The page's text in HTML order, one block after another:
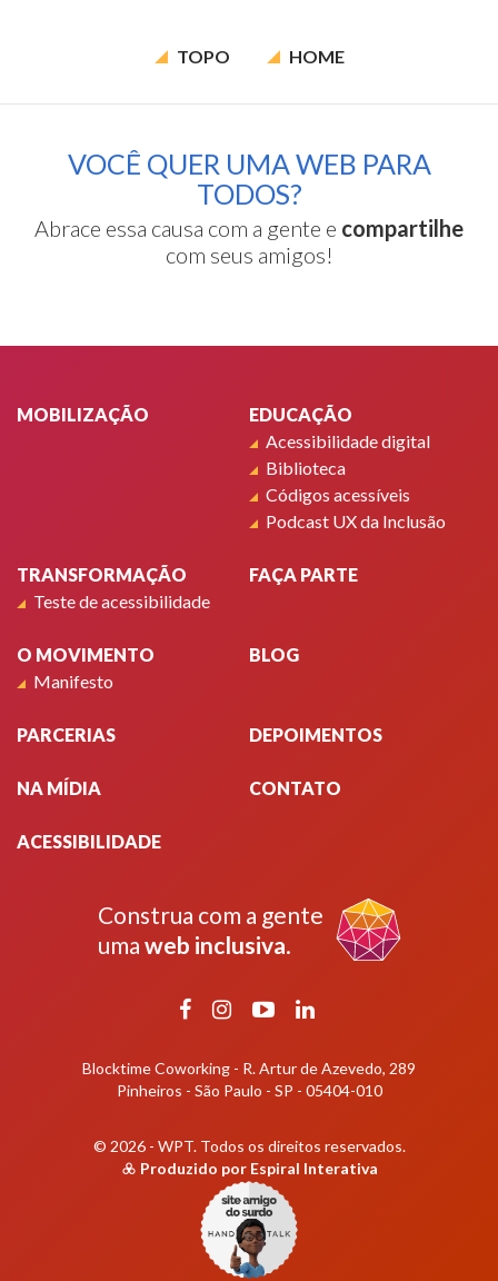
TOPO HOME
VOCÊ QUER UMA WEB PARA
TODOS?
Abrace essa causa com a gente e compartilhe
com seus amigos!
MOBILIZAÇÃO
EDUCAÇÃO
Acessibilidade digital
Biblioteca
Códigos acessíveis
Podcast UX da Inclusão
TRANSFORMAÇÃO
Teste de acessibilidade
FAÇA PARTE
O MOVIMENTO
Manifesto
BLOG
PARCERIAS DEPOIMENTOS
NA MÍDIA CONTATO
ACESSIBILIDADE
Construa com a gente
uma web inclusiva.
Facebook
Instagram
YouTubeLinkedIn
Blocktime Coworking - R. Artur de Azevedo, 289
Pinheiros - São Paulo - SP - 05404-010
© 2026 - WPT. Todos os direitos reservados.
Produzido por Espiral Interativa